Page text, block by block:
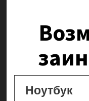
Ноутбук